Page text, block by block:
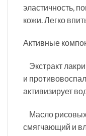
эластичность,
кожи. Легко
Активные
Экстракт
и
активизирует
Масло рисовых
смягчающий и